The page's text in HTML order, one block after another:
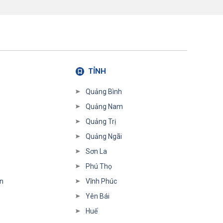
TỈNH
Quảng Bình
Quảng Nam
Quảng Trị
Quảng Ngãi
Sơn La
Phú Thọ
Vĩnh Phúc
Yên Bái
Huế